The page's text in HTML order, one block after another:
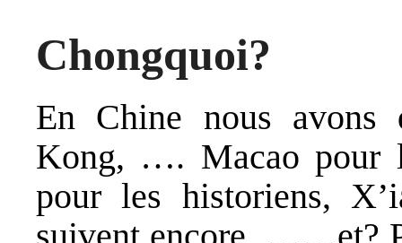
Chongquoi?
En Chine nous avons
Kong, …. Macao pour
pour les historiens,